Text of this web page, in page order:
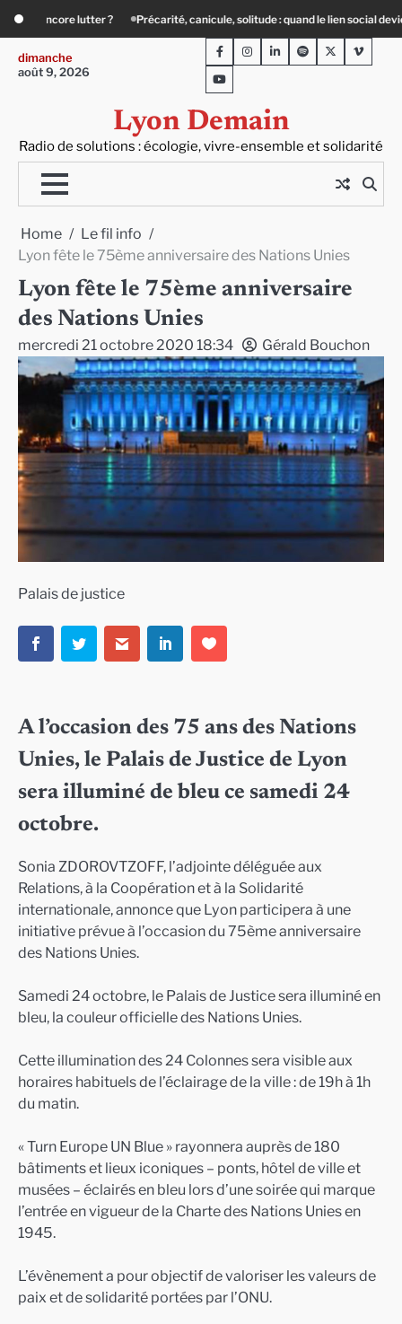
content
: quand le lien social devient essentiel « Ça chauffe » : des acteurs
dimanche
août 9, 2026
Lyon Demain
Radio de solutions : écologie, vivre-ensemble et solidarité
FacebookInstagram
LinkedInSpotifyTwitterViméo
Youtube
Home
Le fil info
Lyon fête le 75ème anniversaire des Nations Unies
Lyon fête le 75ème anniversaire
des Nations Unies
mercredi 21 octobre 2020 18:34 Gérald Bouchon
Palais de justice
A l’occasion des 75 ans des Nations
Unies, le Palais de Justice de Lyon
sera illuminé de bleu ce samedi 24
octobre.
Sonia ZDOROVTZOFF, l’adjointe déléguée aux
Relations, à la Coopération et à la Solidarité
internationale, annonce que Lyon participera à une
initiative prévue à l’occasion du 75ème anniversaire
des Nations Unies.
Samedi 24 octobre, le Palais de Justice sera illuminé en
bleu, la couleur officielle des Nations Unies.
Cette illumination des 24 Colonnes sera visible aux
horaires habituels de l’éclairage de la ville : de 19h à 1h
du matin.
« Turn Europe UN Blue » rayonnera auprès de 180
bâtiments et lieux iconiques – ponts, hôtel de ville et
musées – éclairés en bleu lors d’une soirée qui marque
l’entrée en vigueur de la Charte des Nations Unies en
1945.
L’évènement a pour objectif de valoriser les valeurs de
paix et de solidarité portées par l’ONU.